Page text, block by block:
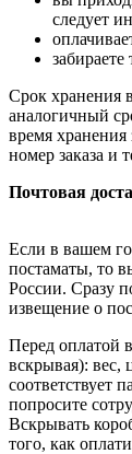
следует
забираете
Срок хранения
аналогичный
время хранения
номер заказа и
Почтовая
Если в вашем
постаматы, то
России. Сразу
извещение о
Перед оплатой
вскрывая): вес,
соответствует
попросите
Вскрывать
того, как